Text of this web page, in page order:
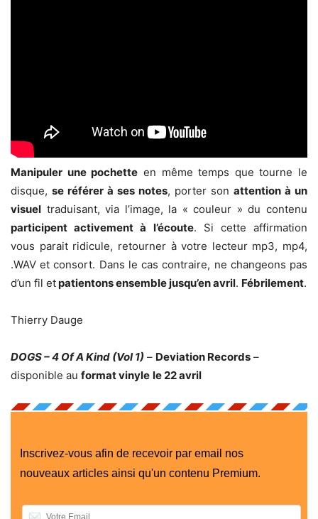
Manipuler une pochette en même temps que tourne le
disque, se référer à ses notes, porter son attention à un
visuel traduisant, via l’image, la « couleur » du contenu
participent activement à l’écoute. Si cette affirmation
vous parait ridicule, retourner à votre lecteur mp3, mp4,
.WAV et consort. Dans le cas contraire, ne changeons pas
d’un fil etpatientons ensemble jusqu’en avril. Fébrilement.
Thierry Dauge
DOGS – 4 Of A Kind (Vol 1) – Deviation Records –
disponible au format vinyle le 22 avril
Inscrivez-vous afin de recevoir par email nos
nouveaux articles ainsi qu'un contenu Premium.